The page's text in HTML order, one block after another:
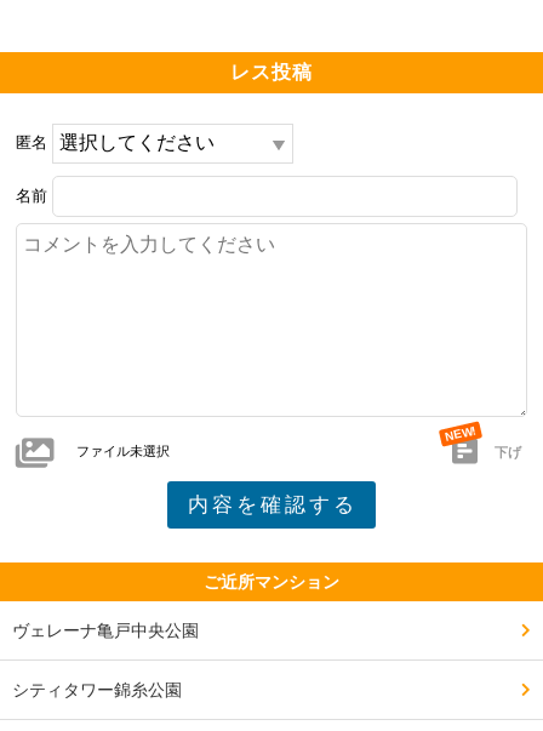
BB1タイプ、79.00㎡、3LDK
3階、7,840万円
BN1タイプ、79.11㎡、3LDK
4階、8,650万円
BU1タイプ、59.43㎡、2LDK
間取りは異なりますが、3階と4階で階数以上の価格差に
━━━━━━━━━━━━━━━━━━━
住まい環境について良い点、残念な点
━━━━━━━━━━━━━━━━━━━
商業施設カメイドクロック直結で、日常の買い物に困ら
ないこと。
医療機関もテナントに入っていて便利になります。
━━━━━━━━━━━━━━━━━━━
設備や共用施設について良い点、残念な点
━━━━━━━━━━━━━━━━━━━
ワマンスペックが揃っていて、快適な生活が送れる。
レス投稿
匿名
名前
ファイル未選択 下げ
ご近所マンション
ヴェレーナ亀戸中央公園
シティタワー錦糸公園